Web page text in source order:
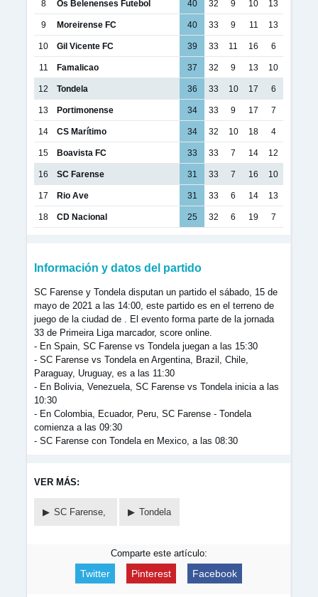
8 Os Belenenses Futebol 40 32 9 10 13
9 Moreirense FC 40 33 9 11 13
10 Gil Vicente FC 39 33 11 16 6
11 Famalicao 37 32 9 13 10
12 Tondela 36 33 10 17 6
13 Portimonense 34 33 9 17 7
14 CS Marítimo 34 32 10 18 4
15 Boavista FC 33 33 7 14 12
16 SC Farense 31 33 7 16 10
17 Rio Ave 31 33 6 14 13
18 CD Nacional 25 32 6 19 7
Información y datos del partido
SC Farense y Tondela disputan un partido el sábado, 15 de
mayo de 2021 a las 14:00, este partido es en el terreno de
juego de la ciudad de . El evento forma parte de la jornada
33 de Primeira Liga marcador, score online.
- En Spain, SC Farense vs Tondela juegan a las 15:30
- SC Farense vs Tondela en Argentina, Brazil, Chile,
Paraguay, Uruguay, es a las 11:30
- En Bolivia, Venezuela, SC Farense vs Tondela inicia a las
10:30
- En Colombia, Ecuador, Peru, SC Farense - Tondela
comienza a las 09:30
- SC Farense con Tondela en Mexico, a las 08:30
VER MÁS:
SC Farense, Tondela
Comparte este artículo:
Twitter Pinterest Facebook